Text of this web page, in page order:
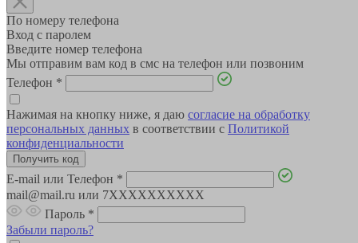
По номеру телефона
Вход с паролем
Введите номер телефона
Мы отправим вам код в смс на телефон или позвоним
Телефон *
Нажимая на кнопку ниже, я даю согласие на обработку
персональных данных в соответствии с Политикой
конфиденциальности
E-mail или Телефон *
mail@mail.ru или 7XXXXXXXXXX
Пароль *
Забыли пароль?